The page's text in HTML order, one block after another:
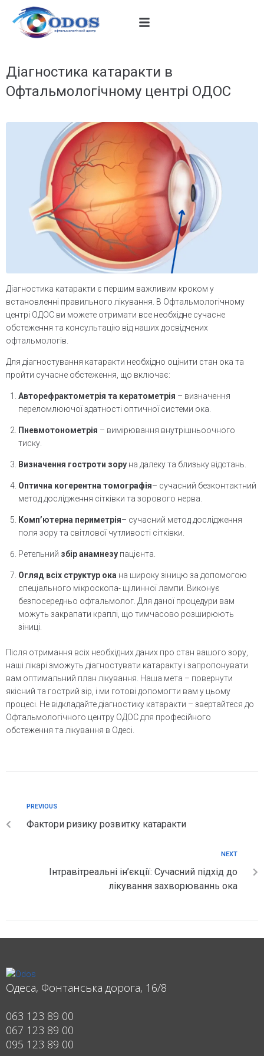
Діагностика катаракти в
Офтальмологічному центрі ОДОС
Діагностика катаракти є першим важливим кроком у
встановленні правильного лікування. В Офтальмологічному
центрі ОДОС ви можете отримати все необхідне сучасне
обстеження та консультацію від наших досвідчених
офтальмологів.
Для діагностування катаракти необхідно оцінити стан ока та
пройти сучасне обстеження, що включає:
Авторефрактометрія та кератометрія – визначення
переломлюючої здатності оптичної системи ока.
Пневмотонометрія – вимірювання внутрішньоочного
тиску.
Визначення гостроти зору на далеку та близьку відстань.
Оптична когерентна томографія– сучасний безконтактний
метод дослідження сітківки та зорового нерва.
Компʼютерна периметрія– сучасний метод дослідження
поля зору та світлової чутливості сітківки.
Ретельний збір анамнезу пацієнта.
Огляд всіх структур ока на широку зіницю за допомогою
спеціального мікроскопа- щілинної лампи. Виконує
безпосередньо офтальмолог. Для даної процедури вам
можуть закрапати краплі, що тимчасово розширюють
зіниці.
Після отримання всіх необхідних даних про стан вашого зору,
наші лікарі зможуть діагностувати катаракту і запропонувати
вам оптимальний план лікування. Наша мета – повернути
якісний та гострий зір, і ми готові допомогти вам у цьому
процесі. Не відкладайте діагностику катаракти – звертайтеся до
Офтальмологічного центру ОДОС для професійного
обстеження та лікування в Одесі.
PREVIOUS
Фактори ризику розвитку катаракти
NEXT
Інтравітреальні ін’єкції: Сучасний підхід до
лікування захворюваннь ока
Одеса, Фонтанська дорога, 16/8
063 123 89 00
067 123 89 00
095 123 89 00